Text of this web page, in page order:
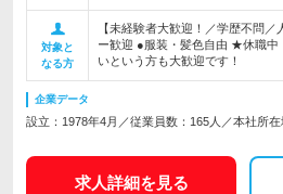
対象と
なる方
【未経験者大歓迎！／学歴不問
ー歓迎 ●服装・髪色自由 ★休職中
いという方も大歓迎です！
企業データ
設立：1978年4月／従業員数：165人／本社所
求人詳細を見る